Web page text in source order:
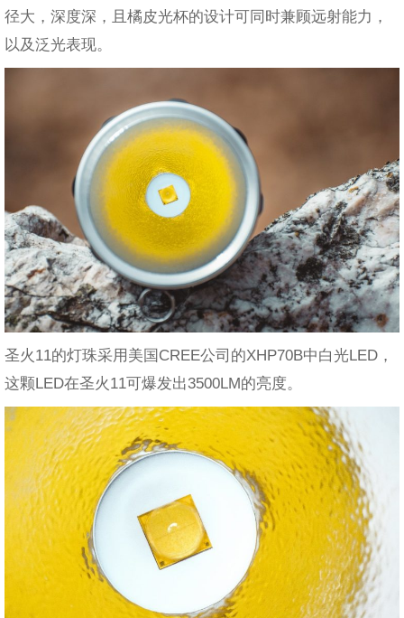
径大，深度深，且橘皮光杯的设计可同时兼顾远射能力，
以及泛光表现。
圣火11的灯珠采用美国CREE公司的XHP70B中白光LED，
这颗LED在圣火11可爆发出3500LM的亮度。